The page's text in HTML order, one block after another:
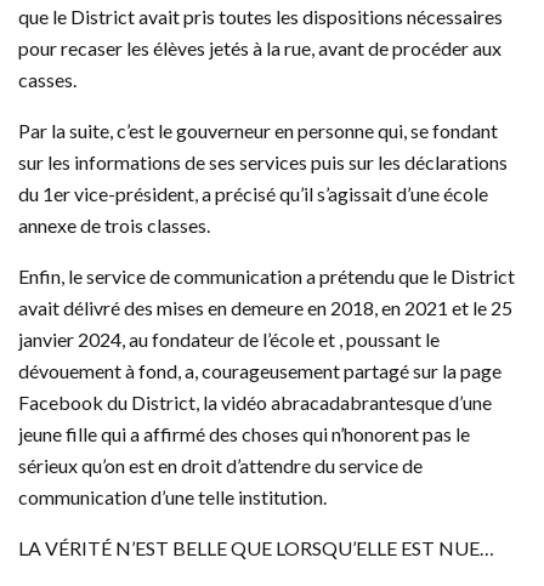
que le District avait pris toutes les dispositions nécessaires
pour recaser les élèves jetés à la rue, avant de procéder aux
casses.
Par la suite, c’est le gouverneur en personne qui, se fondant
sur les informations de ses services puis sur les déclarations
du 1er vice-président, a précisé qu’il s’agissait d’une école
annexe de trois classes.
Enfin, le service de communication a prétendu que le District
avait délivré des mises en demeure en 2018, en 2021 et le 25
janvier 2024, au fondateur de l’école et , poussant le
dévouement à fond, a, courageusement partagé sur la page
Facebook du District, la vidéo abracadabrantesque d’une
jeune fille qui a affirmé des choses qui n’honorent pas le
sérieux qu’on est en droit d’attendre du service de
communication d’une telle institution.
LA VÉRITÉ N’EST BELLE QUE LORSQU’ELLE EST NUE…